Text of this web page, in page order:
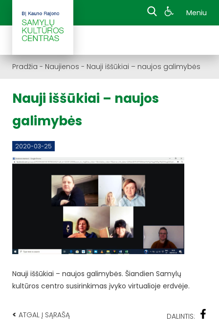
Meniu
Pradžia - Naujienos - Nauji iššūkiai – naujos galimybės
Nauji iššūkiai – naujos
galimybės
2020-03-25
Nauji iššūkiai – naujos galimybės. Šiandien Samylų
kultūros centro susirinkimas įvyko virtualioje erdvėje.
< ATGAL Į SĄRAŠĄ DALINTIS: